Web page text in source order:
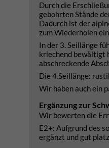
Durch die
gebohrten Stände
Dadurch ist der
zum Wiederholen
In der 3. Seillänge
kriechend bewältigt
abschreckende
Die 4.Seillänge:
Wir haben auch ein
Ergänzung zur
Wir bewerten die
E2+: Aufgrund des
ergänzt und gut